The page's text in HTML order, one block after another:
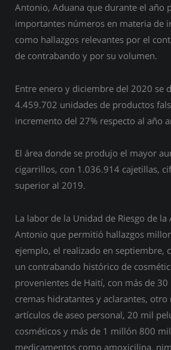
Antonio, Aduana que durante el año
importantes números en materia de
como hallazgos relevantes por el
de contrabando y por su volumen.
Entre enero y diciembre del 2020 se
4.459.702 unidades de productos
incremento del 27% respecto al año
El área donde se produjo el mayor
cigarrillos, con 1.036.914 cajetillas,
superior al 2019.
La labor de la Unidad de Riesgo de la
Antonio que permitió hallazgos
ejemplo, el realizado en septiembre,
un contrabando histórico de
provenientes de Haití, con más de
cremas hidratantes y aclarantes,
artículos de aseo personal, 20 mil
cosméticos y más de 1 millón 800
medicamentos como amoxicilina,